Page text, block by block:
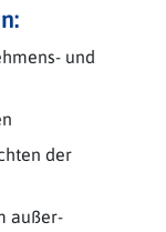
und
der
außer­